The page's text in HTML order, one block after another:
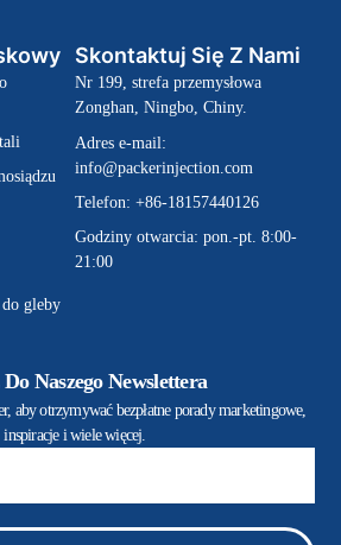
gleby
Skontaktuj Się Z Nami
Nr 199, strefa przemysłowa
Zonghan, Ningbo, Chiny.
Adres e-mail:
info@packerinjection.com
Telefon: +86-18157440126
Godziny otwarcia: pon.-pt. 8:00-
21:00
Do Naszego Newslettera
aby otrzymywać bezpłatne porady marketingowe,
inspiracje i wiele więcej.